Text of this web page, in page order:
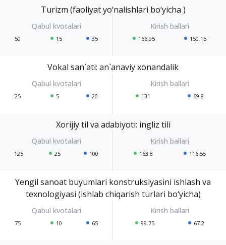
Turizm (faoliyat yo‘nalishlari bo‘yicha )
50 15 35 166.95 150.15
Vokal san`ati: an`anaviy xonandalik
25 5 20 131 69.8
Xorijiy til va adabiyoti: ingliz tili
125 25 100 163.8 116.55
Yengil sanoat buyumlari konstruksiyasini ishlash va
texnologiyasi (ishlab chiqarish turlari bo‘yicha)
75 10 65 99.75 67.2